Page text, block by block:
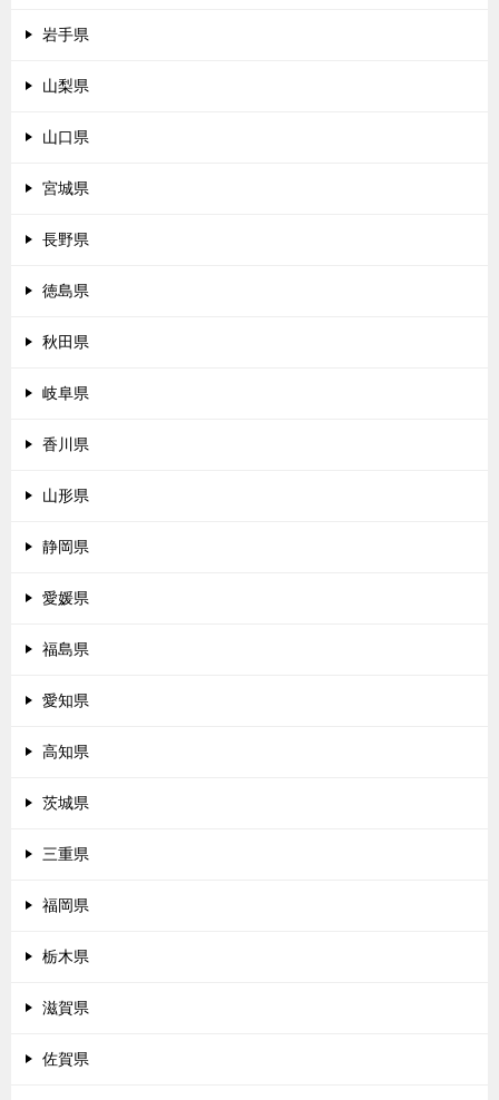
岩手県
山梨県
山口県
宮城県
長野県
徳島県
秋田県
岐阜県
香川県
山形県
静岡県
愛媛県
福島県
愛知県
高知県
茨城県
三重県
福岡県
栃木県
滋賀県
佐賀県